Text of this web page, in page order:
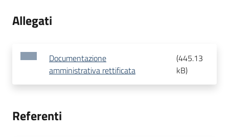
Allegati
Documentazione
amministrativa rettificata
(445.13
kB)
Referenti